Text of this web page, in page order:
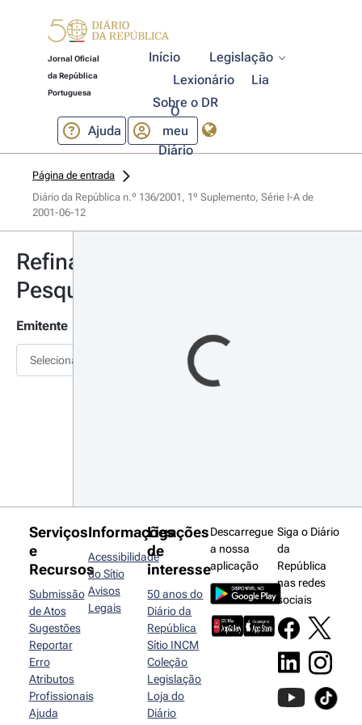
Jornal Oficial
da República
Portuguesa
Início
Legislação
Lexionário
Lia
Sobre o DR
Ajuda
O
meu
Diário
Página de entrada
Diário da República n.º 136/2001, 1º Suplemento, Série I-A de
2001-06-12
Refinar
Pesquisa
Emitente
Selecionar
Serviços
e
Recursos
Submissão
de Atos
Sugestões
Reportar
Erro
Atributos
Profissionais
Ajuda
Informações
Acessibilidade
do Sítio
Avisos
Legais
Ligações
de
interesse
50 anos do
Diário da
República
Sítio INCM
Coleção
Legislação
Loja do
Diário
Descarregue
a nossa
aplicação
Siga o Diário
da
República
nas redes
sociais